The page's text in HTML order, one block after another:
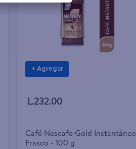
+ Agregar
L.232.00
Café Nescafe Gold Instantáneo
Frasco - 100 g